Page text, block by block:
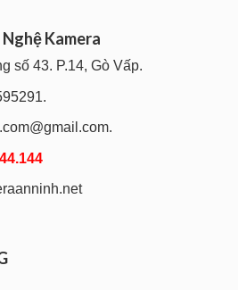
Kamera
số 43. P.14, Gò Vấp.